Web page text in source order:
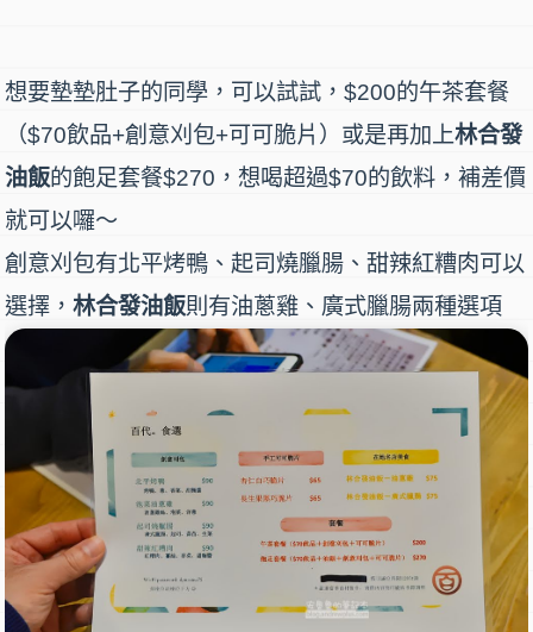
想要墊墊肚子的同學，可以試試，$200的午茶套餐
（$70飲品+創意刈包+可可脆片）或是再加上林合發
油飯的飽足套餐$270，想喝超過$70的飲料，補差價
就可以囉～
創意刈包有北平烤鴨、起司燒臘腸、甜辣紅糟肉可以
選擇，林合發油飯則有油蔥雞、廣式臘腸兩種選項